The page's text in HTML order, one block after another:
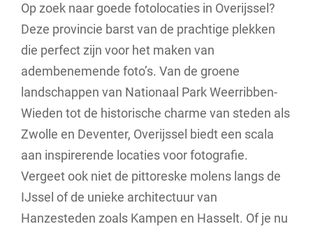
Op zoek naar goede fotolocaties in Overijssel?
Deze provincie barst van de prachtige plekken
die perfect zijn voor het maken van
adembenemende foto’s. Van de groene
landschappen van Nationaal Park Weerribben-
Wieden tot de historische charme van steden als
Zwolle en Deventer, Overijssel biedt een scala
aan inspirerende locaties voor fotografie.
Vergeet ook niet de pittoreske molens langs de
IJssel of de unieke architectuur van
Hanzesteden zoals Kampen en Hasselt. Of je nu